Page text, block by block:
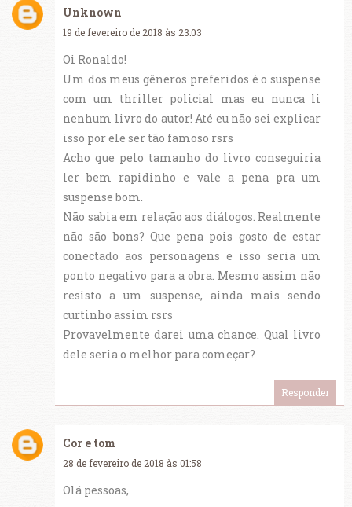
Unknown
19 de fevereiro de 2018 às 23:03
Oi Ronaldo!
Um dos meus gêneros preferidos é o suspense
com um thriller policial mas eu nunca li
nenhum livro do autor! Até eu não sei explicar
isso por ele ser tão famoso rsrs
Acho que pelo tamanho do livro conseguiria
ler bem rapidinho e vale a pena pra um
suspense bom.
Não sabia em relação aos diálogos. Realmente
não são bons? Que pena pois gosto de estar
conectado aos personagens e isso seria um
ponto negativo para a obra. Mesmo assim não
resisto a um suspense, ainda mais sendo
curtinho assim rsrs
Provavelmente darei uma chance. Qual livro
dele seria o melhor para começar?
Responder
Cor e tom
28 de fevereiro de 2018 às 01:58
Olá pessoas,